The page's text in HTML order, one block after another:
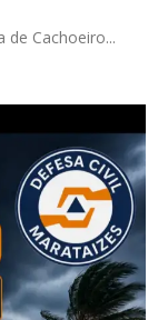
Cachoeiro...